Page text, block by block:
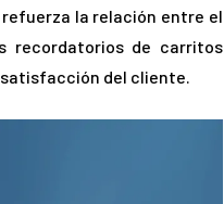
la relación entre el
recordatorios de carritos
del cliente.